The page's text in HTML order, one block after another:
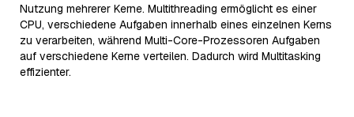
Nutzung mehrerer Kerne. Multithreading ermöglicht es einer
CPU, verschiedene Aufgaben innerhalb eines einzelnen Kerns
zu verarbeiten, während Multi-Core-Prozessoren Aufgaben
auf verschiedene Kerne verteilen. Dadurch wird Multitasking
effizienter.